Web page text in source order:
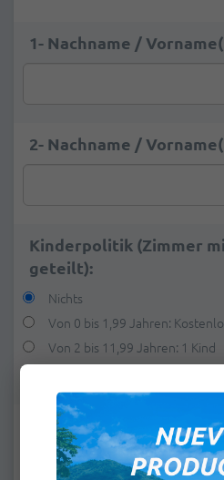
1- Nachname /
2- Nachname /
Kinderpolitik (Zimmer
geteilt):
Nichts
Von 0 bis 1,99 Jahren:
Von 2 bis 11,99 Jahren: 1 Kind
E-Mail:*